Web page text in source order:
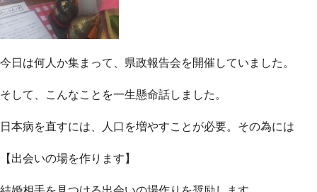
今日は何人か集まって、県政報告会を開催していました。
そして、こんなことを一生懸命話しました。
日本病を直すには、人口を増やすことが必要。その為には
【出会いの場を作ります】